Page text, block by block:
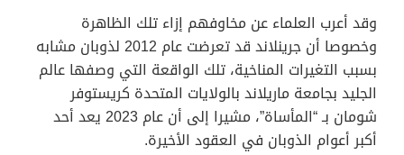
وقد أعرب العلماء عن مخاوفهم إزاء تلك الظاهرة
وخصوصا أن جرينلاند قد تعرضت عام 2012 لذوبان مشابه
بسبب التغيرات المناخية، تلك الواقعة التي وصفها عالم
الجليد بجامعة ماريلاند بالولايات المتحدة كريستوفر
شومان بـ “المأساة”، مشيرا إلى أن عام 2023 يعد أحد
أكبر أعوام الذوبان في العقود الأخيرة.